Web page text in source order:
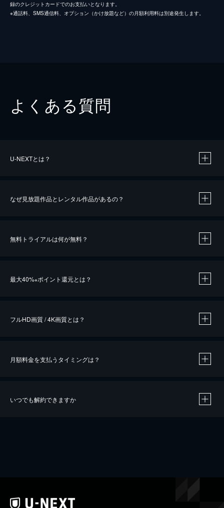
録のクレジットカードでのお支払いとなります。
※通話料、SMS通信料、オプション（かけ放題など）の月額利用料は別途発生します。
よくある質問
U-NEXTとは？
なぜ見放題作品とレンタル作品があるの？
無料トライアルは何が無料？
最大40%※ポイント還元とは？
※40％ポイント還元の対象は、クレジットカード決済による作品の購入 / レンタルです。
フルHD画質 / 4K画質とは？
月額料金を支払うタイミングは？
いつでも解約できますか